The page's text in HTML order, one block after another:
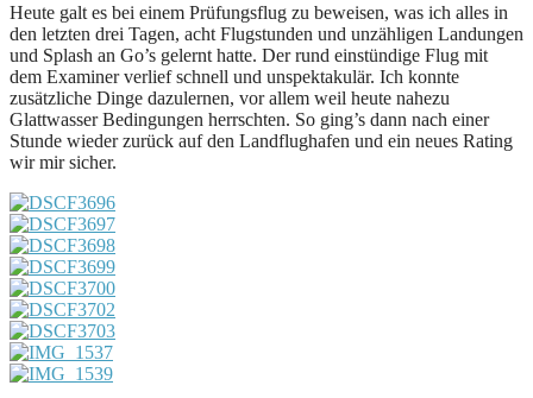
Heute galt es bei einem Prüfungsflug zu beweisen, was ich alles in
den letzten drei Tagen, acht Flugstunden und unzähligen Landungen
und Splash an Go’s gelernt hatte. Der rund einstündige Flug mit
dem Examiner verlief schnell und unspektakulär. Ich konnte
zusätzliche Dinge dazulernen, vor allem weil heute nahezu
Glattwasser Bedingungen herrschten. So ging’s dann nach einer
Stunde wieder zurück auf den Landflughafen und ein neues Rating
wir mir sicher.